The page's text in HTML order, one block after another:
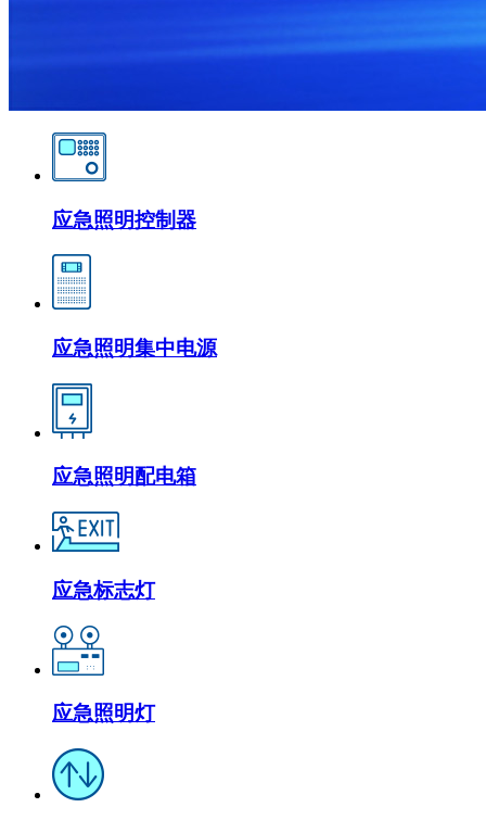
应急照明控制器
应急照明集中电源
应急照明配电箱
应急标志灯
应急照明灯